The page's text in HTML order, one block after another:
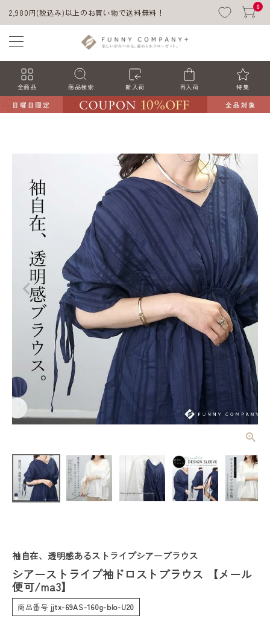
2,980円(税込み)以上のお買い物で送料無料！
0
全商品 商品検索 新入荷 再入荷 特集
ACCOUNT MENU
ようこそ ゲスト 様
ログイン 会員登録
シアーストラ
イプ袖ドロス
トブラウス
【メール便
可/ma3】
¥4,840 (税込)
レディーストップス
レディースボトムス
会員ステージ特典プログラムについて
ご利用ガイド
袖自在、透明感あるストライプシアーブラウス
シアーストライプ袖ドロストブラウス 【メール
便可/ma3】
商品番号 jjtx-69AS-160g-blo-U20